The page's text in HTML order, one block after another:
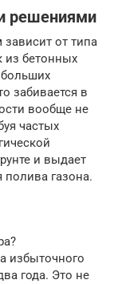
решениями
от типа
из бетонных
больших
забивается в
вообще не
частых
и выдает
газона.
избыточного
года. Это не